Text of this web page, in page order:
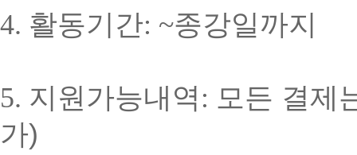
4. 활동기간: ~종강일까지
5. 지원가능내역 : 모든 결제
가)